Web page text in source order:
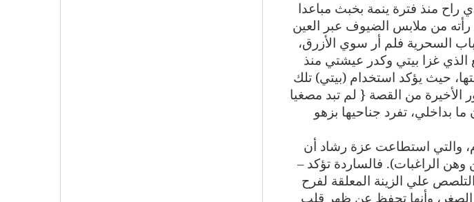
منذ فترة ينمة بخبث مباعدا
رأته من ملابس الضيوف عبر العين
السحرية فلم أر سوي الأزرق،
الذي غزا بيتي وكدر عيشتي منذ
حيث يؤكد استخدام (بيتي) تلك
الأخيرة من القصة { لم تبد مصغيا
بداخلي، تفرد جناحيها بزهو
والتي استطاعت عزة رشاد أن
وهن الراغبات). فالساردة تؤكد –
علي الزينة المعلقة لفرح
وأنها تحفظ عن ظهر قلب